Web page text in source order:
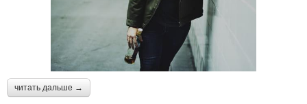
читать дальше →